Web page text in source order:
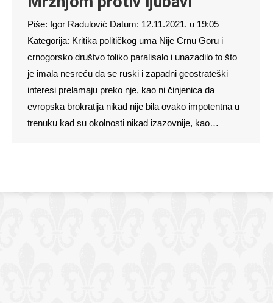
Piše: Igor Radulović Datum: 12.11.2021. u 19:05
Kategorija: Kritika političkog uma Nije Crnu Goru i
crnogorsko društvo toliko paralisalo i unazadilo to što
je imala nesreću da se ruski i zapadni geostrateški
interesi prelamaju preko nje, kao ni činjenica da
evropska brokratija nikad nije bila ovako impotentna u
trenuku kad su okolnosti nikad izazovnije, kao…